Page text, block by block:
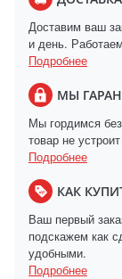
Доставим ваш
и день.
Подробнее
МЫ
Мы гордимся
товар не
Подробнее
КАК
Ваш первый
подскажем как
удобными.
Подробнее